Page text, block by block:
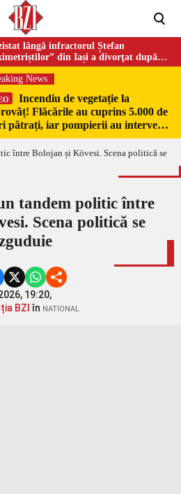
lângă infractorul Ștefan
din Iași a divorţat după
News
Incendiu de vegetație la
Flăcările au cuprins 5.000 de
pătrați, iar pompierii au intervenit
tandem politic între
Scena politică se
19:20,
BZI în NATIONAL